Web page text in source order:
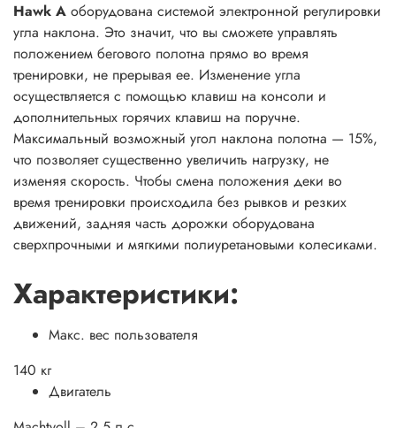
Hawk A оборудована системой электронной регулировки
угла наклона. Это значит, что вы сможете управлять
положением бегового полотна прямо во время
тренировки, не прерывая ее. Изменение угла
осуществляется с помощью клавиш на консоли и
дополнительных горячих клавиш на поручне.
Максимальный возможный угол наклона полотна — 15%,
что позволяет существенно увеличить нагрузку, не
изменяя скорость. Чтобы смена положения деки во
время тренировки происходила без рывков и резких
движений, задняя часть дорожки оборудована
сверхпрочными и мягкими полиуретановыми колесиками.
Характеристики:
Макс. вес пользователя
140 кг
Двигатель